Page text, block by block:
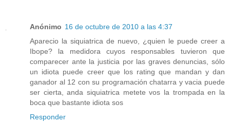
Anónimo 16 de octubre de 2010 a las 4:37
Aparecio la siquiatrica de nuevo, ¿quien le puede creer a
Ibope? la medidora cuyos responsables tuvieron que
comparecer ante la justicia por las graves denuncias, sólo
un idiota puede creer que los rating que mandan y dan
ganador al 12 con su programación chatarra y vacia puede
ser cierta, anda siquiatrica metete vos la trompada en la
boca que bastante idiota sos
Responder